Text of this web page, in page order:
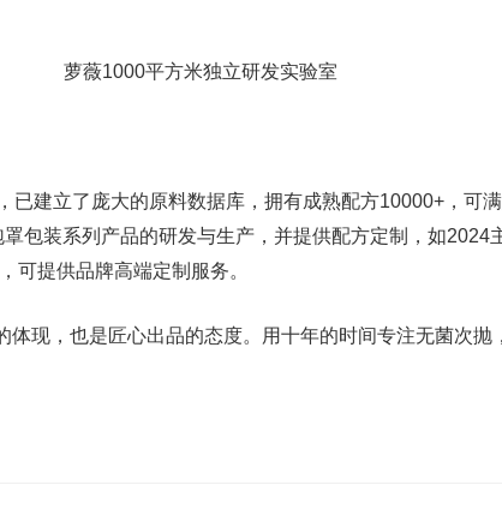
萝薇1000平方米独立研发实验室
已建立了庞大的原料数据库，拥有成熟配方10000+，可
包装系列产品的研发与生产，并提供配方定制，如2024
可提供品牌高端定制服务。
体现，也是匠心出品的态度。用十年的时间专注无菌次抛